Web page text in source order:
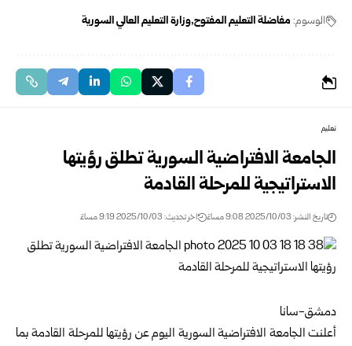
الوسوم: مفاضلة التعليم المفتوح وزارة التعليم العالي السورية
تعليم
الجامعة الافتراضية السورية تطلق رؤيتها
الاستراتيجية للمرحلة القادمة
تاريخ النشر: 2025/10/03 9:08 مساءً اخر تحديث: 2025/10/03 9:19 مساءً
دمشق-سانا
أعلنت الجامعة الافتراضية السورية اليوم عن رؤيتها للمرحلة القادمة بما